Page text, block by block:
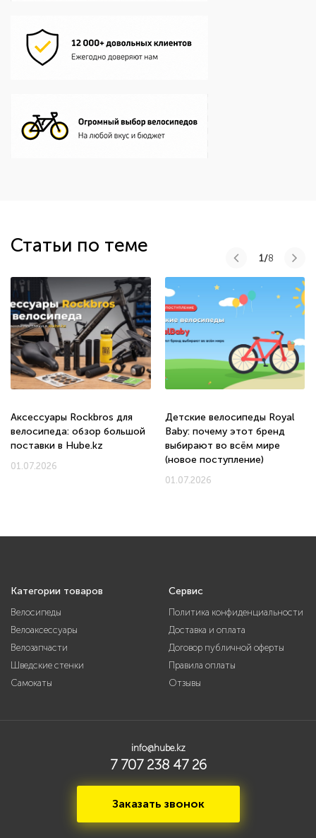
Статьи по теме
Аксессуары Rockbros для
велосипеда: обзор большой
поставки в Hube.kz
01.07.2026
Детские велосипеды Royal
Baby: почему этот бренд
выбирают во всём мире
(новое поступление)
01.07.2026
1/8
Категории товаров
Велосипеды
Велоаксессуары
Велозапчасти
Шведские стенки
Самокаты
Сервис
Политика конфиденциальности
Доставка и оплата
Договор публичной оферты
Правила оплаты
Отзывы
info@hube.kz
7 707 238 47 26
Заказать звонок